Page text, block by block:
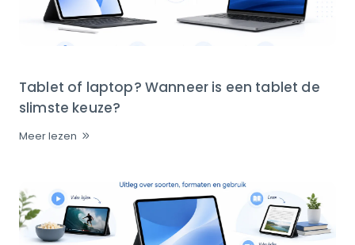
Tablet of laptop? Wanneer is een tablet de
slimste keuze?
Meer lezen